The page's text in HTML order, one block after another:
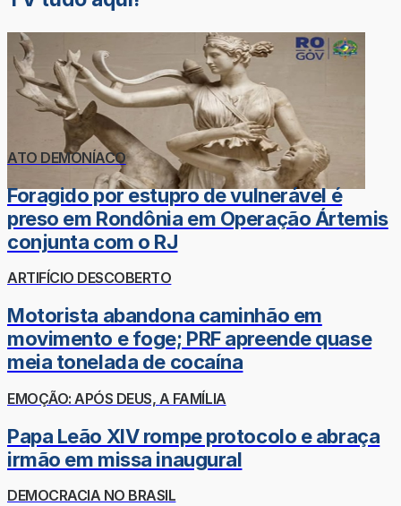
ATO DEMONÍACO
Foragido por estupro de vulnerável é
preso em Rondônia em Operação Ártemis
conjunta com o RJ
ARTIFÍCIO DESCOBERTO
Motorista abandona caminhão em
movimento e foge; PRF apreende quase
meia tonelada de cocaína
EMOÇÃO: APÓS DEUS, A FAMÍLIA
Papa Leão XIV rompe protocolo e abraça
irmão em missa inaugural
DEMOCRACIA NO BRASIL